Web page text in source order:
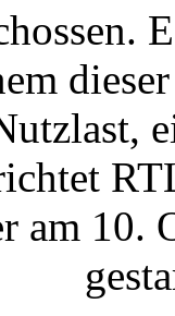
am 10.